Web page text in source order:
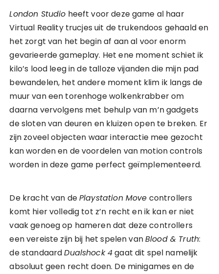
London Studio heeft voor deze game al haar
Virtual Reality trucjes uit de trukendoos gehaald en
het zorgt van het begin af aan al voor enorm
gevarieerde gameplay. Het ene moment schiet ik
kilo’s lood leeg in de talloze vijanden die mijn pad
bewandelen, het andere moment klim ik langs de
muur van een torenhoge wolkenkrabber om
daarna vervolgens met behulp van m’n gadgets
de sloten van deuren en kluizen open te breken. Er
zijn zoveel objecten waar interactie mee gezocht
kan worden en de voordelen van motion controls
worden in deze game perfect geïmplementeerd.
De kracht van dePlaystation Move controllers
komt hier volledig tot z’n recht en ik kan er niet
vaak genoeg op hameren dat deze controllers
een vereiste zijn bij het spelen vanBlood & Truth:
de standaardDualshock 4gaat dit spel namelijk
absoluut geen recht doen. De minigames en de